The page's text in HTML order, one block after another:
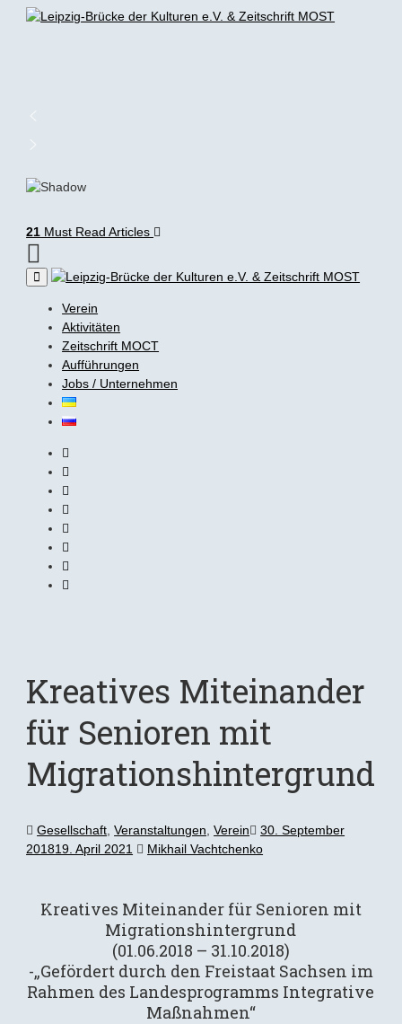
21 Must Read Articles
Verein
Aktivitäten
Zeitschrift MOCT
Aufführungen
Jobs / Unternehmen
Kreatives Miteinander
für Senioren mit
Migrationshintergrund
Gesellschaft ,Veranstaltungen ,Verein
30. September
201819. April 2021 Mikhail Vachtchenko
Kreatives Miteinander für Senioren mit
Migrationshintergrund
(01.06.2018 – 31.10.2018)
-„Gefördert durch den Freistaat Sachsen im
Rahmen des Landesprogramms Integrative
Maßnahmen“